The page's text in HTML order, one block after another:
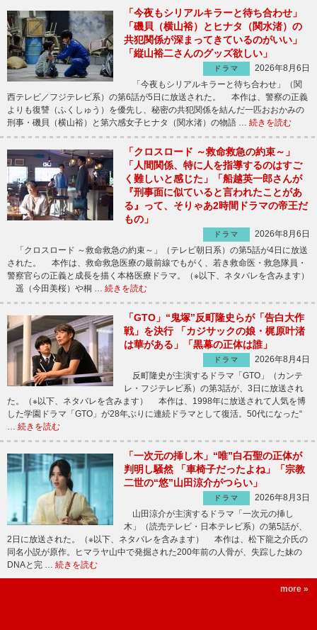
「今夜もシリアルキラーと待ち合わせ」
「磯貝（横山裕）とヒナタ（関水渚）の
共犯関係が深まってきているのがいい」
「縦山裕二さんのグッズ欲しい」
ドラマ
2026年8月6日
「今夜もシリアルキラーと待ち合わせ」（関
西テレビ／フジテレビ系）の第6話が5日に放送された。 本作は、警察の正義
よりも復讐（ふくしゅう）を優先し、秘密の共犯関係を結んだ一匹おおかみの
刑事・磯貝（横山裕）と第六感女子ヒナタ（関水渚）の物語 … 続きを読む
「クロスロード ～救命救急の約束～」
「人間関係、特に人を指導するのはすご
く難しいと感じた」「船越英一郎さんが
『刑事面に似ていると言われたことがあ
る』って、そりゃあ2時間ドラマの帝王だ
もの」
ドラマ
2026年8月6日
「クロスロード ～救命救急の約束～」（テレビ朝日系）の第5話が4日に放送
された。 本作は、救命救急医療の最前線でもがく、若き救命医・救急隊員・
警察官らの正義と成長を描く本格医療ドラマ。（※以下、ネタバレを含みます）
遥（今田美桜）や桐 … 続きを読む
「GTO」“鬼塚”反町隆史らが「告白大作
戦」を決行 「カジサックの娘・梶原叶渚
は華がある」「黒幕の正体は誰」
ドラマ
2026年8月4日
反町隆史が主演するドラマ「GTO」（カンテ
レ・フジテレビ系）の第3話が、3日に放送され
た。（※以下、ネタバレを含みます） 本作は、1998年に放送されて人気を博
した学園ドラマ「GTO」が28年ぶりに連続ドラマとして復活。50代になった“
… 続きを読む
「一次元の挿し木」“唯”白石聖の正体が
判明し騒然 「車椅子だったよね」「宗教
二世の“悠”山田涼介がつらい」
ドラマ
2026年8月3日
山田涼介が主演するドラマ「一次元の挿し
木」（読売テレビ・日本テレビ系）の第5話が、
2日に放送された。（※以下、ネタバレを含みます） 本作は、松下龍之介氏の
同名小説が原作。ヒマラヤ山中で発掘された200年前の人骨が、失踪した妹の
DNAと完 … 続きを読む
more »